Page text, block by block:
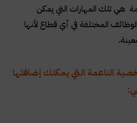
هي تلك المهارات التي يمكن
المختلفة في أي قطاع لأنها
.
الناعمة التي يمكنك إضافتها